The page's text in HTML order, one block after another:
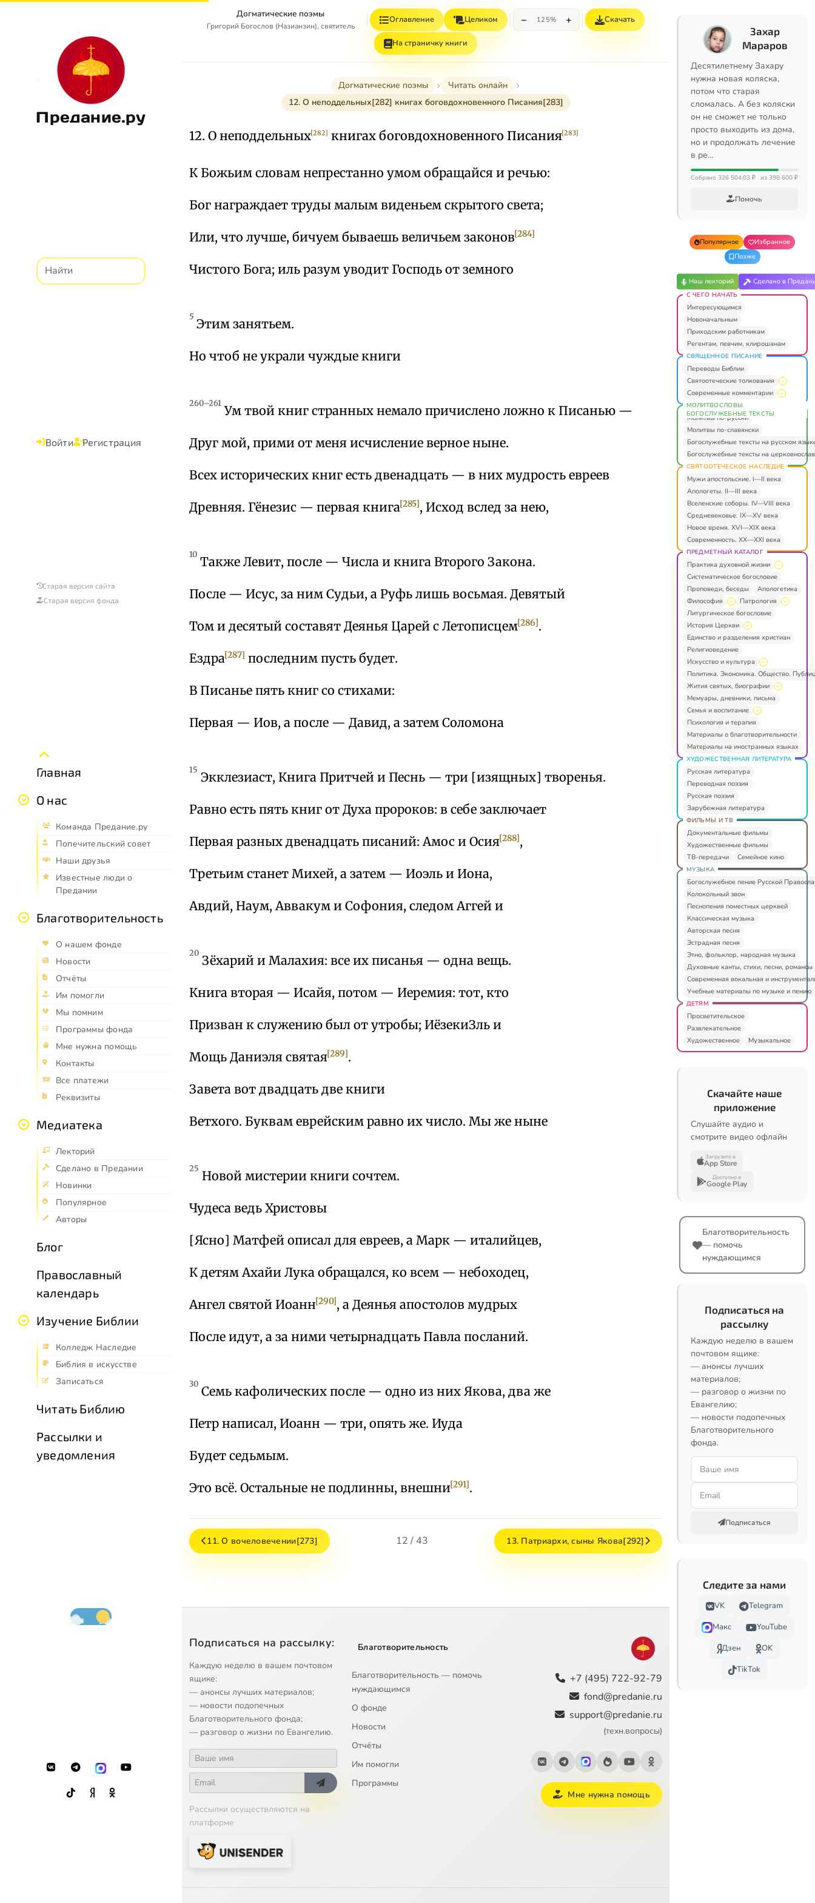
Предание.ру
Войти Регистрация
Старая версия сайта
Старая версия фонда
Главная
О нас
Команда Предание.ру
Попечительский совет
Наши друзья
Известные люди о
Предании
Благотворительность
О нашем фонде
Новости
Отчёты
Им помогли
Мы помним
Программы фонда
Мне нужна помощь
Контакты
Все платежи
Реквизиты
Медиатека
Лекторий
Сделано в Предании
Новинки
Популярное
Авторы
Блог
Православный
календарь
Изучение Библии
Колледж Наследие
Библия в искусстве
Записаться
Читать Библию
Рассылки и
уведомления
Догматические поэмы
Григорий Богослов (Назианзин), святитель
Оглавление Целиком − 125% + Скачать
На страничку книги
Догматические поэмы
Читать онлайн
12. О неподдельных[282] книгах боговдохновенного Писания[283]
12. О неподдельных[282] книгах боговдохновенного Писания[283]
К Божьим словам непрестанно умом обращайся и речью:
Бог награждает труды малым виденьем скрытого света;
Или, что лучше, бичуем бываешь величьем законов[284]
Чистого Бога; иль разум уводит Господь от земного
5 Этим занятьем.
Но чтоб не украли чуждые книги
260–261 Ум твой книг странных немало причислено ложно к Писанью —
Друг мой, прими от меня исчисление верное ныне.
Всех исторических книг есть двенадцать — в них мудрость евреев
Древняя. Гёнезис — первая книга[285], Исход вслед за нею,
10 Также Левит, после — Числа и книга Второго Закона.
После — Исус, за ним Судьи, а Руфь лишь восьмая. Девятый
Том и десятый составят Деянья Царей с Летописцем[286].
Ездра[287] последним пусть будет.
В Писанье пять книг со стихами:
Первая — Иов, а после — Давид, а затем Соломона
15 Экклезиаст, Книга Притчей и Песнь — три [изящных] творенья.
Равно есть пять книг от Духа пророков: в себе заключает
Первая разных двенадцать писаний: Амос и Осия[288],
Третьим станет Михей, а затем — Иоэль и Иона,
Авдий, Наум, Аввакум и Софония, следом Аггей и
20 Зёхарий и Малахия: все их писанья — одна вещь.
Книга вторая — Исайя, потом — Иеремия: тот, кто
Призван к служению был от утробы; ИёзекиЗль и
Мощь Даниэля святая[289].
Завета вот двадцать две книги
Ветхого. Буквам еврейским равно их число. Мы же ныне
25 Новой мистерии книги сочтем.
Чудеса ведь Христовы
[Ясно] Матфей описал для евреев, а Марк — италийцев,
К детям Ахайи Лука обращался, ко всем — небоходец,
Ангел святой Иоанн[290], а Деянья апостолов мудрых
После идут, а за ними четырнадцать Павла посланий.
30 Семь кафолических после — одно из них Якова, два же
Петр написал, Иоанн — три, опять же. Иуда
Будет седьмым.
Это всё. Остальные не подлинны, внешни[291].
11. О вочеловечении[273] 12 / 43 13. Патриархи, сыны Якова[292]
Подписаться на рассылку:
Каждую неделю в вашем почтовом
ящике:
— анонсы лучших материалов;
— новости подопечных
Благотворительного фонда;
— разговор о жизни по Евангелию.
Рассылки осуществляются на
платформе
Благотворительность
Благотворительность — помочь
нуждающимся
О фонде
Новости
Отчёты
Им помогли
Программы
+7 (495) 722-92-79
fond@predanie.ru
support@predanie.ru
(техн.вопросы)
Мне нужна помощь
Захар
Мараров
Десятилетнему Захару
нужна новая коляска,
потом что старая
сломалась. А без коляски
он не сможет не только
просто выходить из дома,
но и продолжать лечение
в ре…
Собрано 326 504,03 ₽ из 398 600 ₽
Помочь
Популярное
Избранное
Позже
Наш лекторий Сделано в
С ЧЕГО НАЧАТЬ
Интересующимся
Новоначальным
Приходским работникам
Регентам, певчим, клирошанам
СВЯЩЕННОЕ ПИСАНИЕ
Переводы Библии
Святоотеческие толкования
Современные комментарии
МОЛИТВОСЛОВЫ.
БОГОСЛУЖЕБНЫЕ ТЕКСТЫ
Молитвы по-русски
Молитвы по-славянски
Богослужебные тексты на русском
Богослужебные тексты на
СВЯТООТЕЧЕСКОЕ НАСЛЕДИЕ
Мужи апостольские. I—II века
Апологеты. II—III века
Вселенские соборы. IV—VIII века
Средневековье. IX—XV века
Новое время. XVI—XIX века
Современность. XX—XXI века
ПРЕДМЕТНЫЙ КАТАЛОГ
Практика духовной жизни
Систематическое богословие
Проповеди, беседы
Апологетика
Философия
Патрология
Литургическое богословие
История Церкви
Единство и разделения христиан
Религиоведение
Искусство и культура
Политика. Экономика. Общество.
Жития святых, биографии
Мемуары, дневники, письма
Семья и воспитание
Психология и терапия
Материалы о благотворительности
Материалы на иностранных языках
ХУДОЖЕСТВЕННАЯ ЛИТЕРАТУРА
Русская литература
Переводная поэзия
Русская поэзия
Зарубежная литература
ФИЛЬМЫ И ТВ
Документальные фильмы
Художественные фильмы
ТВ-передачи
Семейное кино
МУЗЫКА
Богослужебное пение Русской
Колокольный звон
Песнопения поместных церквей
Классическая музыка
Авторская песня
Эстрадная песня
Этно, фольклор, народная музыка
Духовные канты, стихи, песни, романсы
Современная вокальная и
Учебные материалы по музыке и пению
ДЕТЯМ
Просветительское
Развлекательное
Художественное
Музыкальное
Скачайте наше
приложение
Слушайте аудио и
смотрите видео офлайн
Загрузите в
App Store
Доступно в
Google Play
Благотворительность
— помочь
нуждающимся
Подписаться на
рассылку
Каждую неделю в вашем
почтовом ящике:
— анонсы лучших
материалов;
— разговор о жизни по
Евангелию;
— новости подопечных
Благотворительного
фонда.
Подписаться
Следите за нами
VK
Telegram
Макс
YouTube
Дзен
OK
TikTok